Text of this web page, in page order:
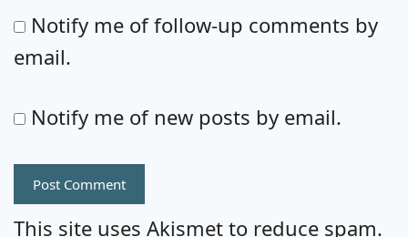
Notify me of follow-up comments by
email.
Notify me of new posts by email.
This site uses Akismet to reduce spam.